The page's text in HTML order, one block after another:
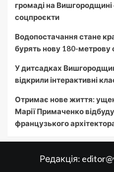
громаді на Вишгородщині
соцпроєкти
Водопостачання стане
бурять нову 180-метрову
У дитсадках
відкрили інтерактивні
Отримає нове життя:
Марії Примаченко
французького
Редакція: